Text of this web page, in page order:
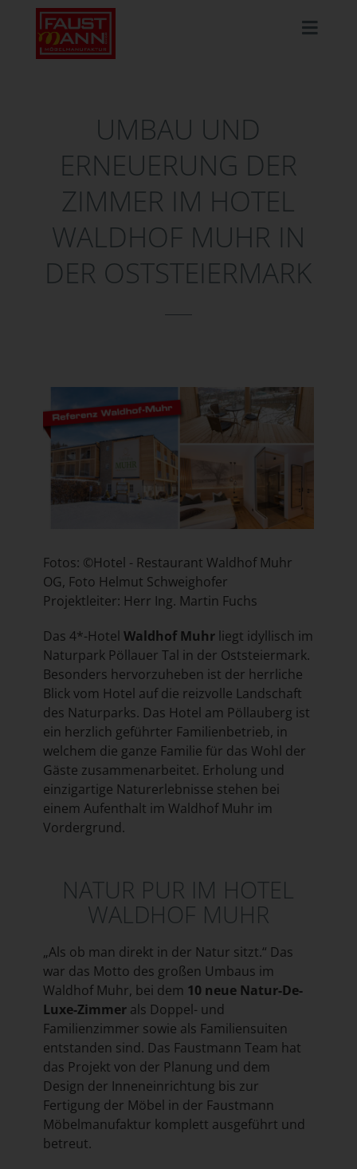
UMBAU UND
ERNEUERUNG DER
ZIMMER IM HOTEL
WALDHOF MUHR IN
DER OSTSTEIERMARK
Fotos: ©Hotel - Restaurant Waldhof Muhr
OG, Foto Helmut Schweighofer
Projektleiter: Herr Ing. Martin Fuchs
Das 4*-Hotel Waldhof Muhrliegt idyllisch im
Naturpark Pöllauer Tal in der Oststeiermark.
Besonders hervorzuheben ist der herrliche
Blick vom Hotel auf die reizvolle Landschaft
des Naturparks. Das Hotel am Pöllauberg ist
ein herzlich geführter Familienbetrieb, in
welchem die ganze Familie für das Wohl der
Gäste zusammenarbeitet. Erholung und
einzigartige Naturerlebnisse stehen bei
einem Aufenthalt im Waldhof Muhr im
Vordergrund.
NATUR PUR IM HOTEL
WALDHOF MUHR
„Als ob man direkt in der Natur sitzt.“ Das
war das Motto des großen Umbaus im
Waldhof Muhr, bei dem 10 neue Natur-De-
Luxe-Zimmerals Doppel- und
Familienzimmer sowie als Familiensuiten
entstanden sind. Das Faustmann Team hat
das Projekt von der Planung und dem
Design der Inneneinrichtung bis zur
Fertigung der Möbel in der Faustmann
Möbelmanufaktur komplett ausgeführt und
betreut.